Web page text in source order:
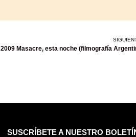
2009 Masacre, esta noche (filmografía
SUSCRÍBETE A NUESTRO